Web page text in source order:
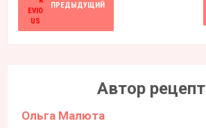
ПРЕДЫДУЩИЙ
Автор
Ольга Малюта